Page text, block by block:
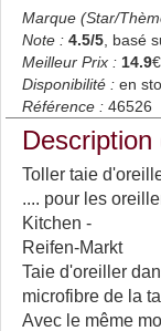
Marque (Star/
Note : 4.5/5 , basé
Meilleur Prix : 14.9€
Disponibilité : en
Référence : 46526
Toller taie
.... pour les
Kitchen -
Reifen-Markt
Taie d'oreiller
microfibre de la
Avec le même